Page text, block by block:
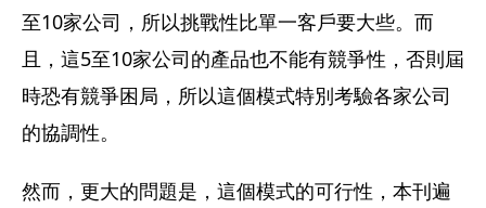
至10家公司，所以挑戰性比單一客戶要大些。而
且，這5至10家公司的產品也不能有競爭性，否則屆
時恐有競爭困局，所以這個模式特別考驗各家公司
的協調性。
然而，更大的問題是，這個模式的可行性，本刊遍